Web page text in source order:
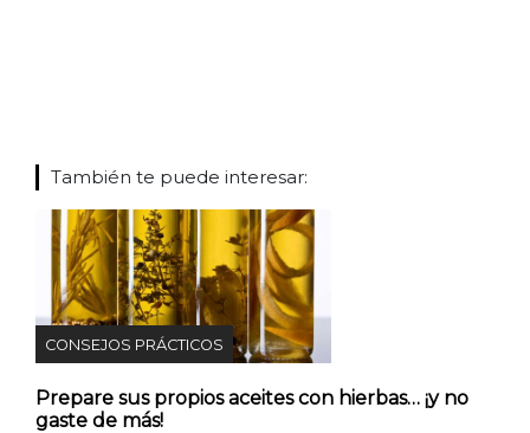
También te puede interesar:
CONSEJOS PRÁCTICOS
Prepare sus propios aceites con hierbas… ¡y no
gaste de más!